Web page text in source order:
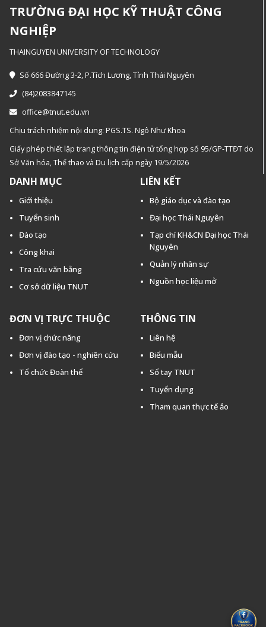
TRƯỜNG ĐẠI HỌC KỸ THUẬT CÔNG
NGHIỆP
THAINGUYEN UNIVERSITY OF TECHNOLOGY
Số 666 Đường 3-2, P.Tích Lương, Tỉnh Thái Nguyên
(84)2083847145
office@tnut.edu.vn
Chịu trách nhiệm nội dung: PGS.TS. Ngô Như Khoa
Giấy phép thiết lập trang thông tin điện tử tổng hợp số 95/GP-TTĐT do
Sở Văn hóa, Thế thao và Du lịch cấp ngày 19/5/2026
DANH MỤC
Giới thiệu
Tuyển sinh
Đào tạo
Công khai
Tra cứu văn bằng
Cơ sở dữ liệu TNUT
LIÊN KẾT
Bộ giáo dục và đào tạo
Đại học Thái Nguyên
Tạp chí KH&CN Đại học Thái
Nguyên
Quản lý nhân sự
Nguồn học liệu mở
ĐƠN VỊ TRỰC THUỘC
Đơn vị chức năng
Đơn vị đào tạo - nghiên cứu
Tổ chức Đoàn thể
THÔNG TIN
Liên hệ
Biểu mẫu
Sổ tay TNUT
Tuyển dụng
Tham quan thực tế ảo